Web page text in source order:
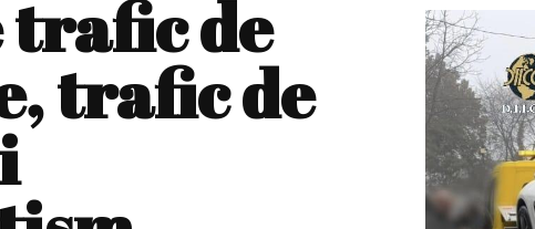
trafic de
trafic de